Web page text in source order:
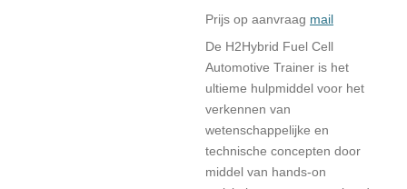
Prijs op aanvraag mail
De H2Hybrid Fuel Cell
Automotive Trainer is het
ultieme hulpmiddel voor het
verkennen van
wetenschappelijke en
technische concepten door
middel van hands-on